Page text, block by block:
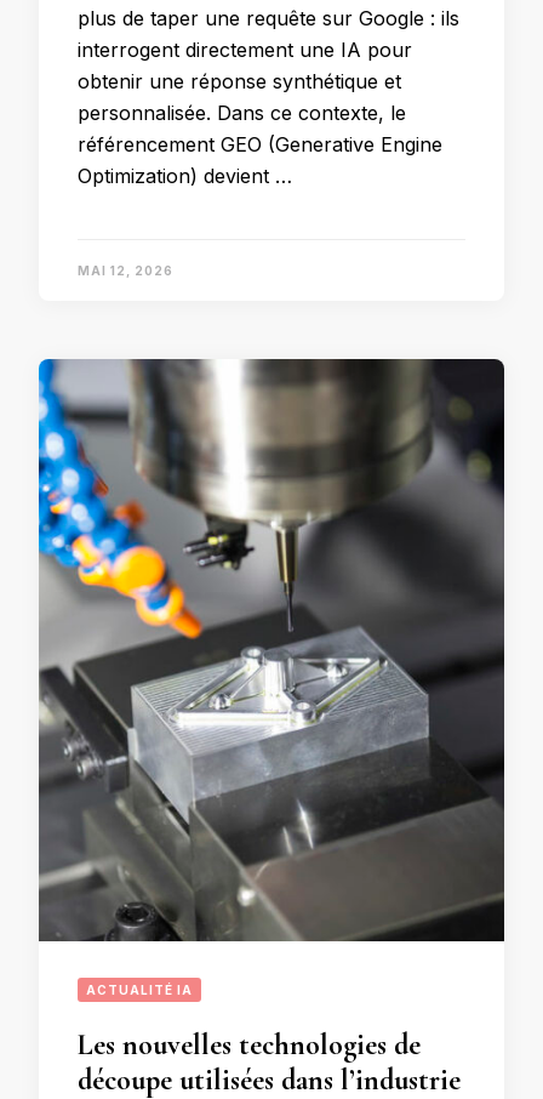
plus de taper une requête sur Google : ils
interrogent directement une IA pour
obtenir une réponse synthétique et
personnalisée. Dans ce contexte, le
référencement GEO (Generative Engine
Optimization) devient …
MAI 12, 2026
ACTUALITÉ IA
Les nouvelles technologies de
découpe utilisées dans l’industrie